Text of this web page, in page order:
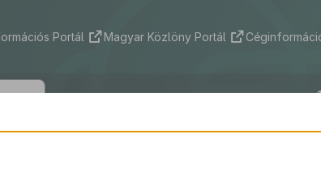
Portál Magyar Közlöny Portál
Önkormányzata Képviselő-